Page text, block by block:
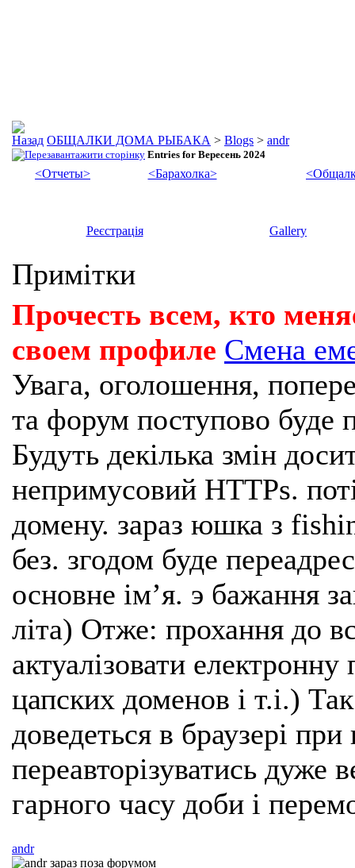
ОБЩАЛКИ ДОМА РЫБАКА > Blogs > andr
Entries for Вересень 2024
<Отчеты> <Барахолка>
Реєстрація Gallery
Примітки
Прочесть всем, кто
своем профиле Смена
Увага, оголошення,
та форум поступово буде
Будуть декілька змін
непримусовий HTTPs.
домену. зараз юшка з
без. згодом буде
основне імʼя. э бажання
літа) Отже: прохання до
актуалізовати
цапских доменов і т.і.)
доведеться в браузері
переавторізуватись
гарного часу доби і
andr